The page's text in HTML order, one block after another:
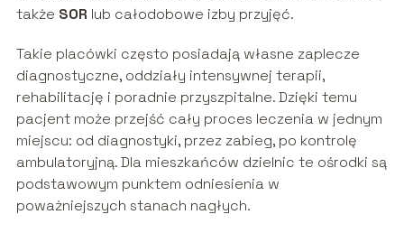
także SOR lub całodobowe izby przyjęć.
Takie placówki często posiadają własne zaplecze
diagnostyczne, oddziały intensywnej terapii,
rehabilitację i poradnie przyszpitalne. Dzięki temu
pacjent może przejść cały proces leczenia w jednym
miejscu: od diagnostyki, przez zabieg, po kontrolę
ambulatoryjną. Dla mieszkańców dzielnic te ośrodki są
podstawowym punktem odniesienia w
poważniejszych stanach nagłych.